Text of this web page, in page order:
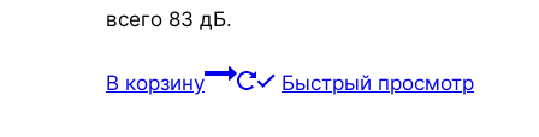
всего 83 дБ.
В корзину Быстрый просмотр